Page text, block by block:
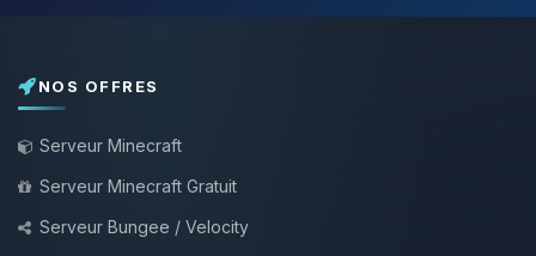
NOS OFFRES
Serveur Minecraft
Serveur Minecraft Gratuit
Serveur Bungee / Velocity